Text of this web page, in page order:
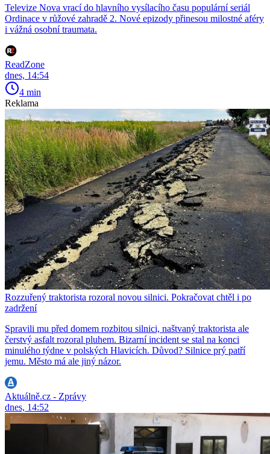
Televize Nova vrací do hlavního vysílacího času populární seriál
Ordinace v růžové zahradě 2. Nové epizody přinesou milostné aféry
i vážná osobní traumata.
ReadZone
dnes, 14:54
4 min
Reklama
Rozzuřený traktorista rozoral novou silnici. Pokračovat chtěl i po
zadržení
Spravili mu před domem rozbitou silnici, naštvaný traktorista ale
čerstvý asfalt rozoral pluhem. Bizarní incident se stal na konci
minulého týdne v polských Hlavicích. Důvod? Silnice prý patří
jemu. Město má ale jiný názor.
Aktuálně.cz - Zprávy
dnes, 14:52